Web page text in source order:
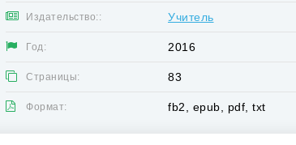
Издательство:: Учитель
Год: 2016
Страницы: 83
Формат: fb2, epub, pdf, txt